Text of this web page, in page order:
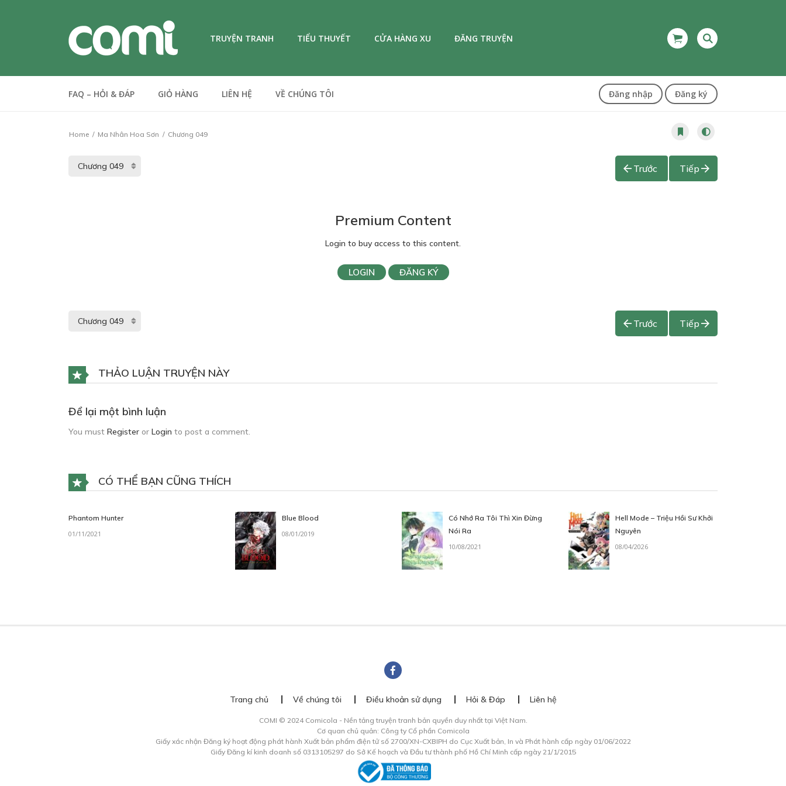
TRUYỆN TRANH TIỂU THUYẾT CỬA HÀNG XU ĐĂNG TRUYỆN
FAQ – HỎI & ĐÁP GIỎ HÀNG LIÊN HỆ VỀ CHÚNG TÔI Đăng nhập Đăng ký
Home Ma Nhân Hoa Sơn Chương 049
Trước Tiếp
Premium Content
Login to buy access to this content.
LOGIN ĐĂNG KÝ
Trước Tiếp
THẢO LUẬN TRUYỆN NÀY
Để lại một bình luận
You must Register or Login to post a comment.
CÓ THỂ BẠN CŨNG THÍCH
Phantom Hunter
01/11/2021
Blue Blood
08/01/2019
Có Nhớ Ra Tôi Thì Xin Đừng
Nói Ra
10/08/2021
Hell Mode – Triệu Hồi Sư Khởi
Nguyên
08/04/2026
Trang chủ Về chúng tôi Điều khoản sử dụng Hỏi & Đáp Liên hệ
COMI © 2024 Comicola - Nền tảng truyện tranh bản quyền duy nhất tại Việt Nam.
Cơ quan chủ quản: Công ty Cổ phần Comicola
Giấy xác nhận Đăng ký hoạt động phát hành Xuất bản phẩm điện tử số 2700/XN-CXBIPH do Cục Xuất bản, In và Phát hành cấp ngày 01/06/2022
Giấy Đăng kí kinh doanh số 0313105297 do Sở Kế hoạch và Đầu tư thành phố Hồ Chí Minh cấp ngày 21/1/2015